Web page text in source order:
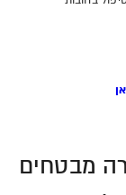
מבטחים